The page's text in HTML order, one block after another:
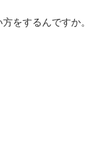
をするんですか。